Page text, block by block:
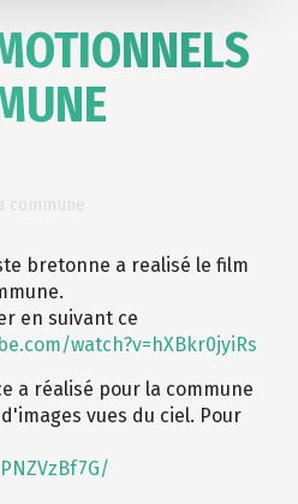
commune
bretonne a realisé le film
en suivant ce
watch?v=hXBkr0jyiRs
a réalisé pour la commune
vues du ciel. Pour